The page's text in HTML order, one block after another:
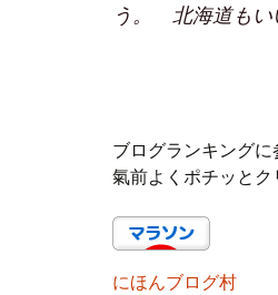
う。 北海道もい
ブログランキングに
氣前よくポチッとク
にほんブログ村